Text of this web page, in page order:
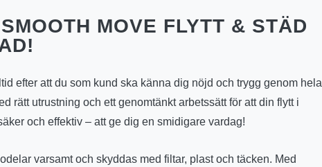
MOVE FLYTT & STÄD
efter att du som kund ska känna dig nöjd och trygg genom hela
rätt utrustning och ett genomtänkt arbetssätt för att din flytt i
och effektiv – att ge dig en smidigare vardag!
varsamt och skyddas med filtar, plast och täcken. Med